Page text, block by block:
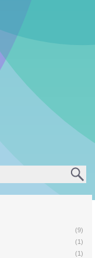
(9)
(1)
(1)